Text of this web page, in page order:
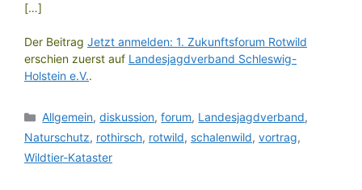
[…]
Der Beitrag Jetzt anmelden: 1. Zukunftsforum Rotwild
erschien zuerst auf Landesjagdverband Schleswig-
Holstein e.V..
Kategorien
Allgemein,diskussion,forum, Landesjagdverband,
Naturschutz, rothirsch, rotwild, schalenwild, vortrag,
Wildtier-Kataster